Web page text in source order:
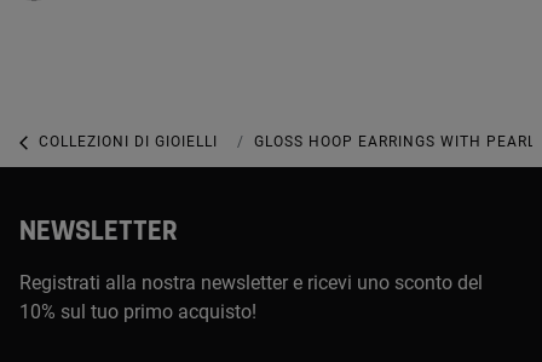
COLLEZIONI DI GIOIELLI COLLEZIONE GLOSS
GLOSS HOOP EARRINGS WITH
NEWSLETTER
Registrati alla nostra newsletter e ricevi uno sconto del
10% sul tuo primo acquisto!